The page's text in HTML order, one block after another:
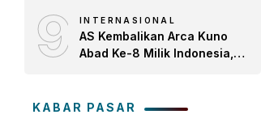
9 INTERNASIONAL
AS Kembalikan Arca Kuno
Abad Ke-8 Milik Indonesia,
Tanah Air
KABAR PASAR